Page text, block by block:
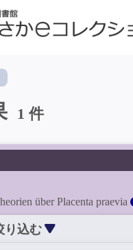
1 件
über Placenta praevia
り込む